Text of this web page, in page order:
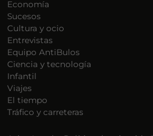
Economía
Sucesos
Cultura y ocio
Entrevistas
Equipo AntiBulos
Ciencia y tecnología
Infantil
Viajes
El tiempo
Tráfico y carreteras